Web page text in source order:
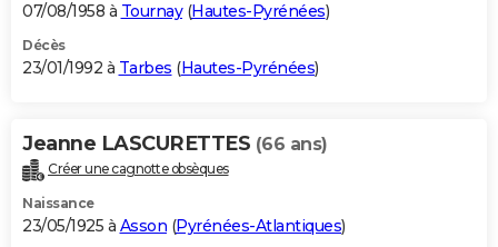
07/08/1958 à Tournay(Hautes-Pyrénées)
Décès
23/01/1992 à Tarbes (Hautes-Pyrénées)
Jeanne LASCURETTES (66 ans)
Créer une cagnotte obsèques
Naissance
23/05/1925 à Asson (Pyrénées-Atlantiques)